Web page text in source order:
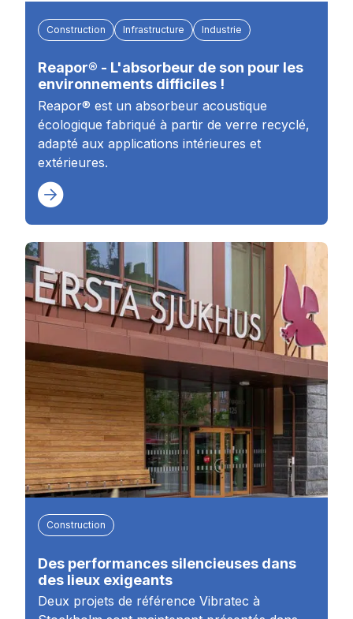
Construction Infrastructure Industrie
Reapor® - L'absorbeur de son pour les
environnements difficiles !
Reapor® est un absorbeur acoustique
écologique fabriqué à partir de verre recyclé,
adapté aux applications intérieures et
extérieures.
Construction
Des performances silencieuses dans
des lieux exigeants
Deux projets de référence Vibratec à